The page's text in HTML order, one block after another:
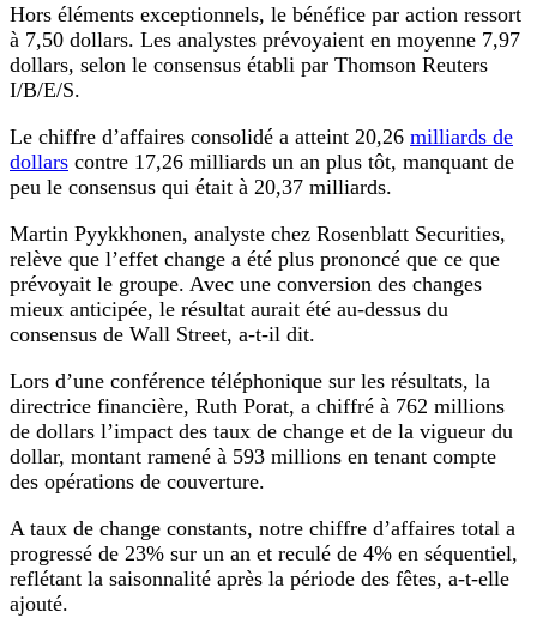
Hors éléments exceptionnels, le bénéfice par action ressort
à 7,50 dollars. Les analystes prévoyaient en moyenne 7,97
dollars, selon le consensus établi par Thomson Reuters
I/B/E/S.
Le chiffre d’affaires consolidé a atteint 20,26 milliards de
dollars contre 17,26 milliards un an plus tôt, manquant de
peu le consensus qui était à 20,37 milliards.
Martin Pyykkhonen, analyste chez Rosenblatt Securities,
relève que l’effet change a été plus prononcé que ce que
prévoyait le groupe. Avec une conversion des changes
mieux anticipée, le résultat aurait été au-dessus du
consensus de Wall Street, a-t-il dit.
Lors d’une conférence téléphonique sur les résultats, la
directrice financière, Ruth Porat, a chiffré à 762 millions
de dollars l’impact des taux de change et de la vigueur du
dollar, montant ramené à 593 millions en tenant compte
des opérations de couverture.
A taux de change constants, notre chiffre d’affaires total a
progressé de 23% sur un an et reculé de 4% en séquentiel,
reflétant la saisonnalité après la période des fêtes, a-t-elle
ajouté.